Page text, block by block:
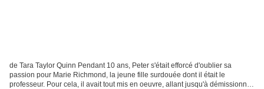
de Tara Taylor Quinn Pendant 10 ans, Peter s'était efforcé d'oublier sa
passion pour Marie Richmond, la jeune fille surdouée dont il était le
professeur. Pour cela, il avait tout mis en oeuvre, allant jusqu'à démissionner